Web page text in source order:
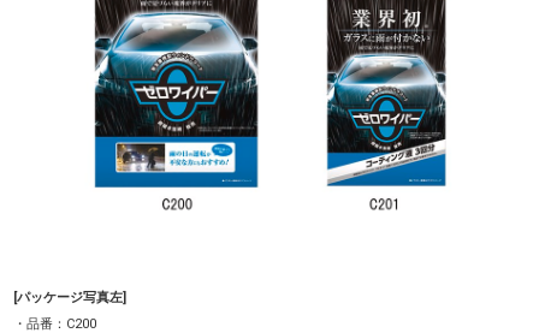
[パッケージ写真左]
・品番：C200